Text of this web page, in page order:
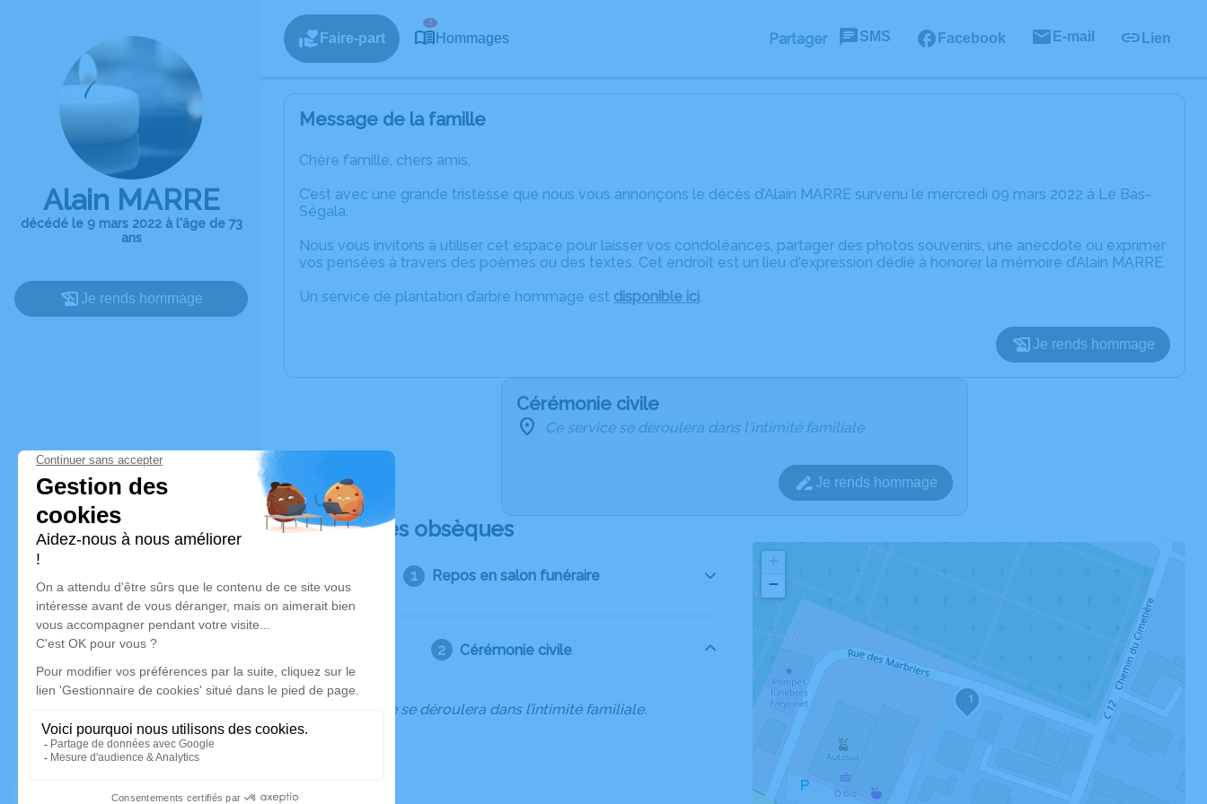
Alain MARRE
décédé le 9 mars 2022 à l'âge de 73
ans
Je rends hommage
Faire-part
2
Hommages Partager SMS Facebook E-mail Lien
Message de la famille
Chère famille, chers amis,
C’est avec une grande tristesse que nous vous annonçons le décès d’Alain MARRE survenu le mercredi 09 mars 2022 à Le Bas-
Ségala.
Nous vous invitons à utiliser cet espace pour laisser vos condoléances, partager des photos souvenirs, une anecdote ou exprimer
vos pensées à travers des poèmes ou des textes. Cet endroit est un lieu d'expression dédié à honorer la mémoire d’Alain MARRE.
Un service de plantation d’arbre hommage est disponible ici.
Je rends hommage
Cérémonie civile
Ce service se déroulera dans l'intimité familiale
Je rends hommage
Déroulé des obsèques
Repos en salon funéraire
Cérémonie civile
Ce service se déroulera dans l’intimité familiale.
1
−